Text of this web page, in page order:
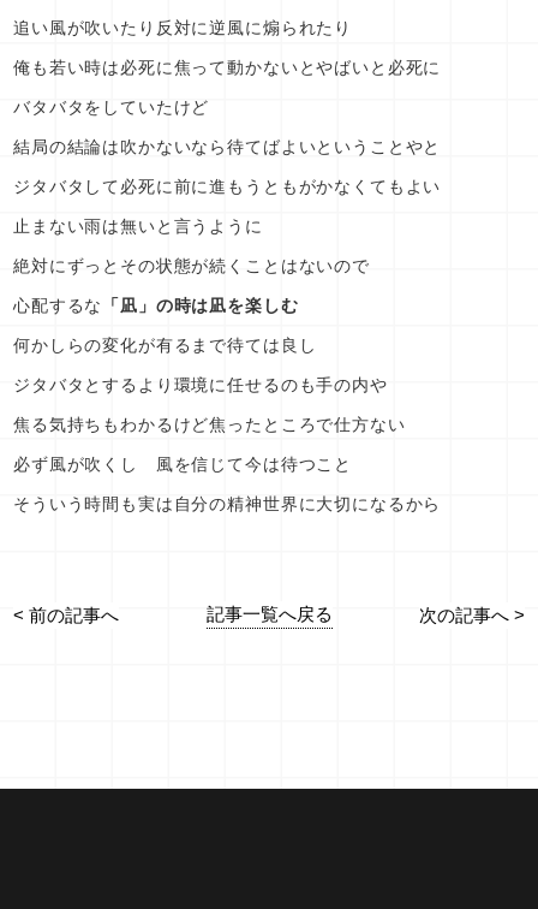
追い風が吹いたり反対に逆風に煽られたり
俺も若い時は必死に焦って動かないとやばいと必死に
バタバタをしていたけど
結局の結論は吹かないなら待てばよいということやと
ジタバタして必死に前に進もうともがかなくてもよい
止まない雨は無いと言うように
絶対にずっとその状態が続くことはないので
心配するな 「凪」の時は凪を楽しむ
何かしらの変化が有るまで待ては良し
ジタバタとするより環境に任せるのも手の内や
焦る気持ちもわかるけど焦ったところで仕方ない
必ず風が吹くし 風を信じて今は待つこと
そういう時間も実は自分の精神世界に大切になるから
< 前の記事へ 記事一覧へ戻る 次の記事へ >